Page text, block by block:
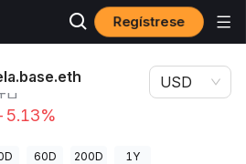
Regístrese
de lilmiquela.base.eth
5.13%
USD
60D 200D 1Y